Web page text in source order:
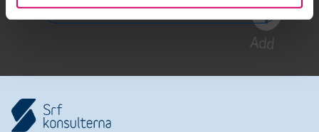
Lägg till i kalender